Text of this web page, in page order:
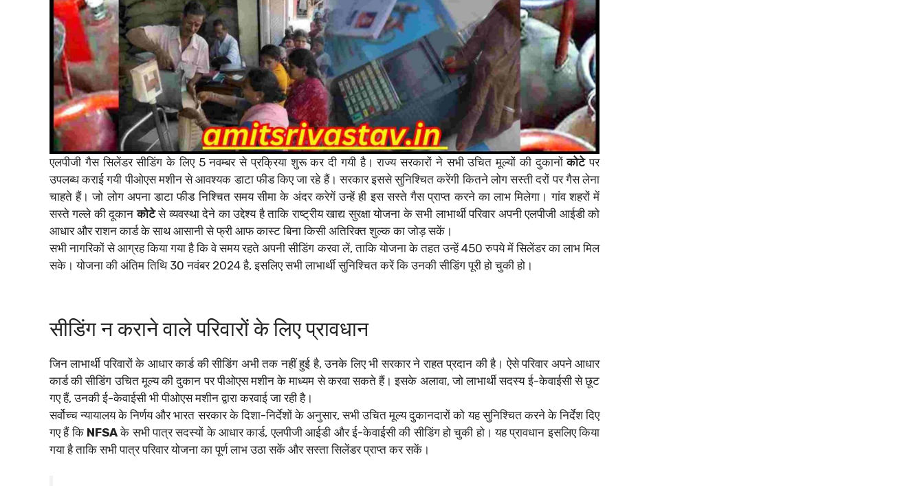
एलपीजी गैस सिलेंडर सीडिंग के लिए 5 नवम्बर से प्रक्रिया शुरू कर दी गयी है। राज्य सरकारों ने सभी उचित मूल्यों की दुकानोंकोटेपर
उपलब्ध कराई गयी पीओएस मशीन से आवश्यक डाटा फीड किए जा रहे हैं। सरकार इससे सुनिश्चित करेंगी कितने लोग सस्ती दरों पर गैस लेना
चाहते हैं। जो लोग अपना डाटा फीड निश्चित समय सीमा के अंदर करेगें उन्हें ही इस सस्ते गैस प्राप्त करने का लाभ मिलेगा। गांव शहरों में
सस्ते गल्ले की दूकानकोटेसे व्यवस्था देने का उद्देश्य है ताकि राष्ट्रीय खाद्य सुरक्षा योजना के सभी लाभार्थी परिवार अपनी एलपीजी आईडी को
आधार और राशन कार्ड के साथ आसानी से फ्री आफ कास्ट बिना किसी अतिरिक्त शुल्क का जोड़ सकें।
सभी नागरिकों से आग्रह किया गया है कि वे समय रहते अपनी सीडिंग करवा लें, ताकि योजना के तहत उन्हें 450 रुपये में सिलेंडर का लाभ मिल
सके। योजना की अंतिम तिथि 30 नवंबर 2024 है, इसलिए सभी लाभार्थी सुनिश्चित करें कि उनकी सीडिंग पूरी हो चुकी हो।
सीडिंग न कराने वाले परिवारों के लिए प्रावधान
जिन लाभार्थी परिवारों के आधार कार्ड की सीडिंग अभी तक नहीं हुई है, उनके लिए भी सरकार ने राहत प्रदान की है। ऐसे परिवार अपने आधार
कार्ड की सीडिंग उचित मूल्य की दुकान पर पीओएस मशीन के माध्यम से करवा सकते हैं। इसके अलावा, जो लाभार्थी सदस्य ई-केवाईसी से छूट
गए हैं, उनकी ई-केवाईसी भी पीओएस मशीन द्वारा करवाई जा रही है।
सर्वोच्च न्यायालय के निर्णय और भारत सरकार के दिशा-निर्देशों के अनुसार, सभी उचित मूल्य दुकानदारों को यह सुनिश्चित करने के निर्देश दिए
गए हैं कि NFSAके सभी पात्र सदस्यों के आधार कार्ड, एलपीजी आईडी और ई-केवाईसी की सीडिंग हो चुकी हो। यह प्रावधान इसलिए किया
गया है ताकि सभी पात्र परिवार योजना का पूर्ण लाभ उठा सकें और सस्ता सिलेंडर प्राप्त कर सकें।